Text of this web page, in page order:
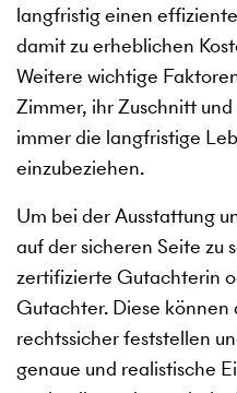
langfristig einen
damit zu erheblichen
Weitere wichtige
Zimmer, ihr Zuschnitt
immer die langfristige
einzubeziehen.
Um bei der Ausstattung
auf der sicheren Seite zu
zertifizierte Gutachterin
Gutachter. Diese können
rechtssicher feststellen
genaue und realistische